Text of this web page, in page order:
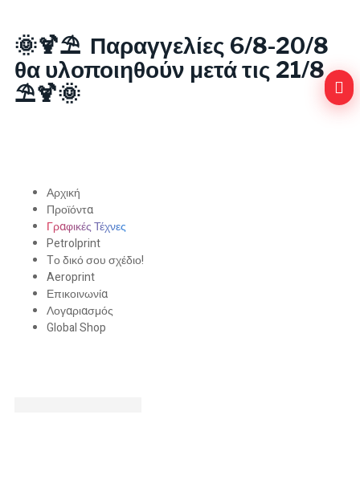
🌞🍹⛱️ Παραγγελίες 6/8-20/8
θα υλοποιηθούν μετά τις 21/8
⛱️🍹🌞
Αρχική
Προϊόντα
Γραφικές Τέχνες
Petrolprint
Tο δικό σου σχέδιο!
Aeroprint
Επικοινωνία
Λογαριασμός
Global Shop